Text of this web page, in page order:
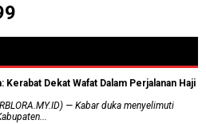
Kerabat Dekat Wafat Dalam Perjalanan Haji
— Kabar duka menyelimuti